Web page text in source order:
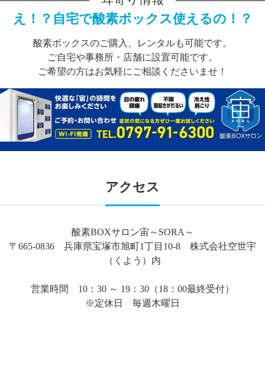
え！？自宅で酸素ボックス使えるの！？
酸素ボックスのご購入、レンタルも可能です。
ご自宅や事務所・店舗に設置可能です。
ご希望の方はお気軽にご相談くださいませ！
アクセス
酸素BOXサロン宙～SORA～
〒665-0836 兵庫県宝塚市旭町1丁目10-8 株式会社空世宇
（くよう）内
営業時間 10：30 ～ 19：30（18：00最終受付）
※定休日 毎週木曜日